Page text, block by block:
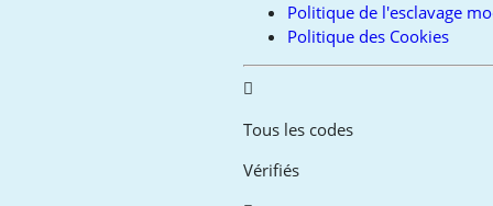
Politique de l'esclavage
Politique des Cookies
Tous les codes
Vérifiés